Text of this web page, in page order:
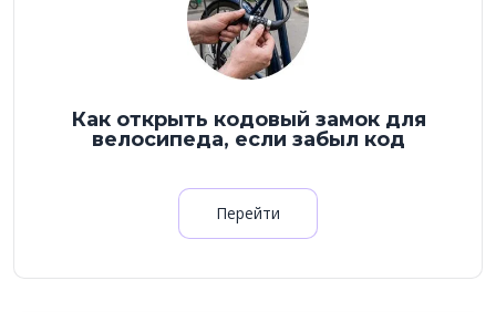
Как открыть кодовый замок для
велосипеда, если забыл код
Перейти